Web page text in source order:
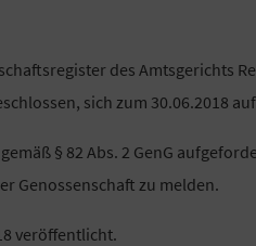
des Amtsgerichts
sich zum 30.06.2018
§ 82 Abs. 2 GenG
Genossenschaft zu melden.
veröffentlicht.